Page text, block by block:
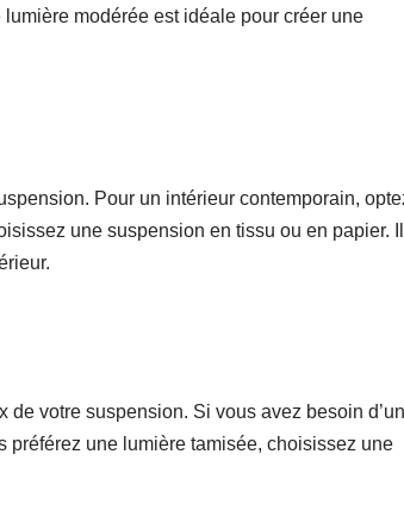
modérée est idéale pour créer une
Pour un intérieur contemporain,
une suspension en tissu ou en papier.
votre suspension. Si vous avez besoin
préférez une lumière tamisée, choisissez une